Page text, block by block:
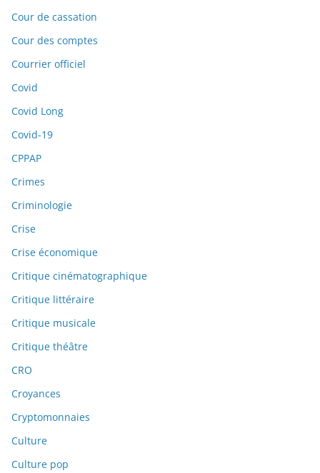
Cour de cassation
Cour des comptes
Courrier officiel
Covid
Covid Long
Covid-19
CPPAP
Crimes
Criminologie
Crise
Crise économique
Critique cinématographique
Critique littéraire
Critique musicale
Critique théâtre
CRO
Croyances
Cryptomonnaies
Culture
Culture pop